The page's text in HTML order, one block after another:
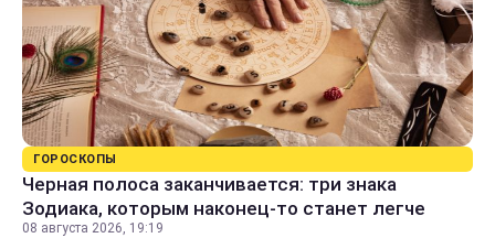
ГОРОСКОПЫ
Черная полоса заканчивается: три знака
Зодиака, которым наконец-то станет легче
08 августа 2026, 19:19